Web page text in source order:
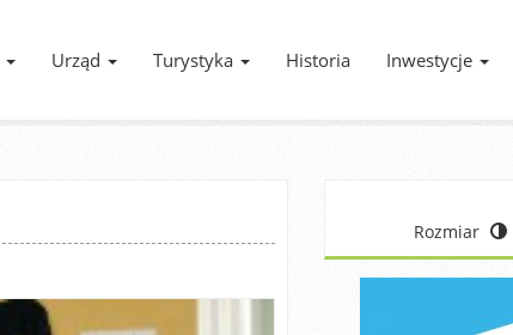
Urząd Turystyka Historia Inwestycje
Rozmiar